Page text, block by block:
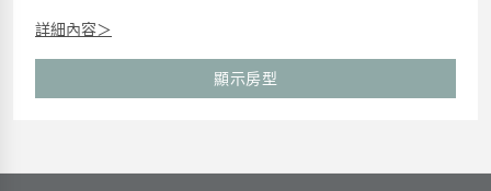
詳細內容＞
顯示房型